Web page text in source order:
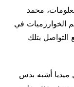
محمد
الخوارزميات في
التواصل بتلك
ميديا أشبه بدس